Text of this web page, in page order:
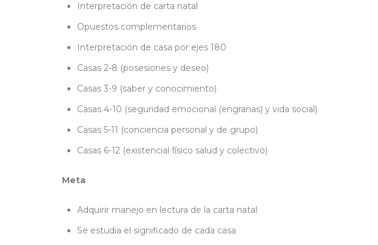
Interpretación de carta natal
Opuestos complementarios
Interpretación de casa por ejes 180
Casas 2-8 (posesiones y deseo)
Casas 3-9 (saber y conocimiento)
Casas 4-10 (seguridad emocional (engranas) y vida social)
Casas 5-11 (conciencia personal y de grupo)
Casas 6-12 (existencial físico salud y colectivo)
Meta
Adquirir manejo en lectura de la carta natal
Se estudia el significado de cada casa